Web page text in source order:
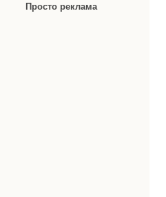
Просто реклама